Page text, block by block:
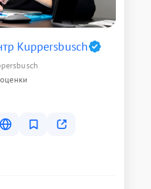
Kuppersbusch